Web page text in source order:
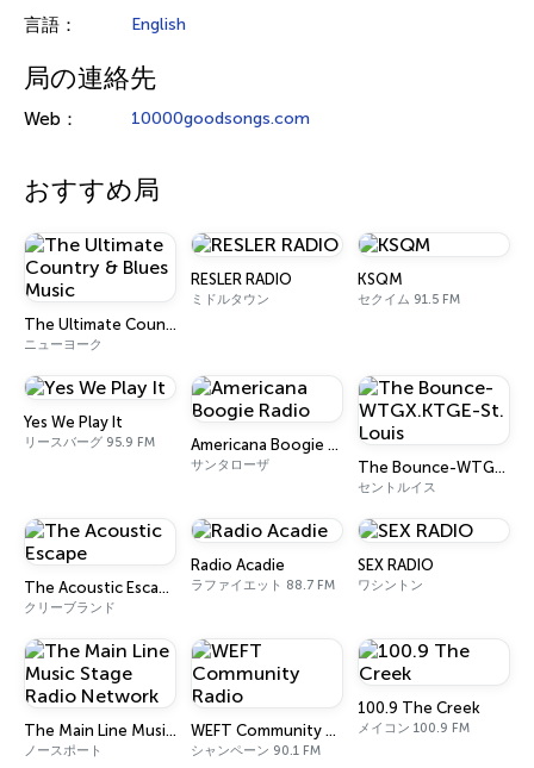
言語： English
局の連絡先
Web： 10000goodsongs.com
おすすめ局
The Ultimate Country & Blues Music
ニューヨーク
RESLER RADIO
ミドルタウン
KSQM
セクイム 91.5 FM
Yes We Play It
リースバーグ 95.9 FM Americana Boogie Radio
サンタローザ The Bounce-WTGX.KTGE-St. Louis
セントルイス
The Acoustic Escape
クリーブランド
Radio Acadie
ラファイエット 88.7 FM
SEX RADIO
ワシントン
The Main Line Music Stage Radio Network
ノースポート
WEFT Community Radio
シャンペーン 90.1 FM
100.9 The Creek
メイコン 100.9 FM